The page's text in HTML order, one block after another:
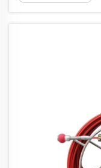
povučljive